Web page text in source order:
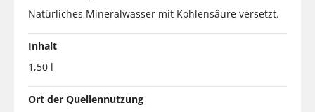
Natürliches Mineralwasser mit Kohlensäure versetzt.
Inhalt
1,50 l
Ort der Quellennutzung